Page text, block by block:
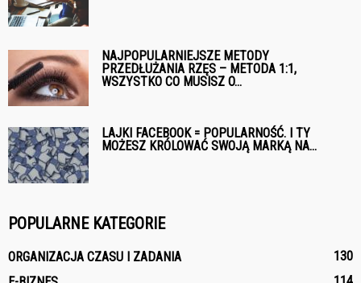
NAJPOPULARNIEJSZE METODY
PRZEDŁUŻANIA RZĘS – METODA 1:1,
WSZYSTKO CO MUSISZ O...
LAJKI FACEBOOK = POPULARNOŚĆ. I TY
MOŻESZ KRÓLOWAĆ SWOJĄ MARKĄ NA...
POPULARNE KATEGORIE
ORGANIZACJA CZASU I ZADANIA
130